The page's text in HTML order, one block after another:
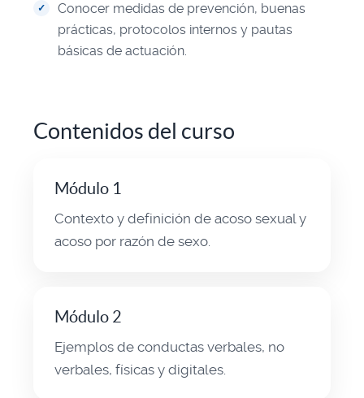
Conocer medidas de prevención, buenas
prácticas, protocolos internos y pautas
básicas de actuación.
Contenidos del curso
Módulo 1
Contexto y definición de acoso sexual y
acoso por razón de sexo.
Módulo 2
Ejemplos de conductas verbales, no
verbales, físicas y digitales.